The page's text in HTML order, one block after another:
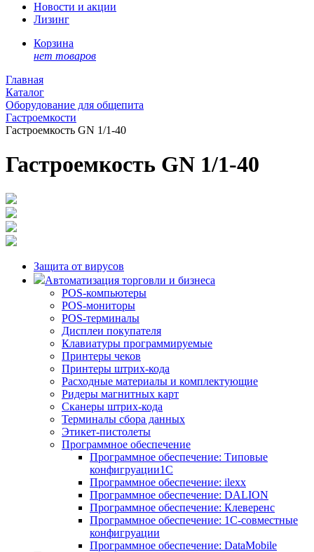
Новости и акции
Лизинг
Корзина
нет товаров
Главная
Каталог
Оборудование для общепита
Гастроемкости
Гастроемкость GN 1/1-40
Гастроемкость GN 1/1-40
Защита от вирусов
Автоматизация торговли и бизнеса
POS-компьютеры
POS-мониторы
POS-терминалы
Дисплеи покупателя
Клавиатуры программируемые
Принтеры чеков
Принтеры штрих-кода
Расходные материалы и комплектующие
Ридеры магнитных карт
Сканеры штрих-кода
Терминалы сбора данных
Этикет-пистолеты
Программное обеспечение
Программное обеспечение: Типовые
конфигруации1С
Программное обеспечение: ilexx
Программное обеспечение: DALION
Программное обеспечение: Клеверенс
Программное обеспечение: 1С-совместные
конфигруации
Программное обеспечение: DataMobile